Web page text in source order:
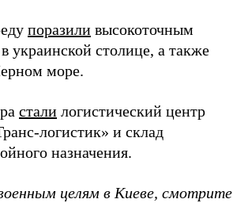
поразили высокоточным
столице, а также
море.
стали логистический центр
логистик» и склад
назначения.
целям в Киеве, смотрите